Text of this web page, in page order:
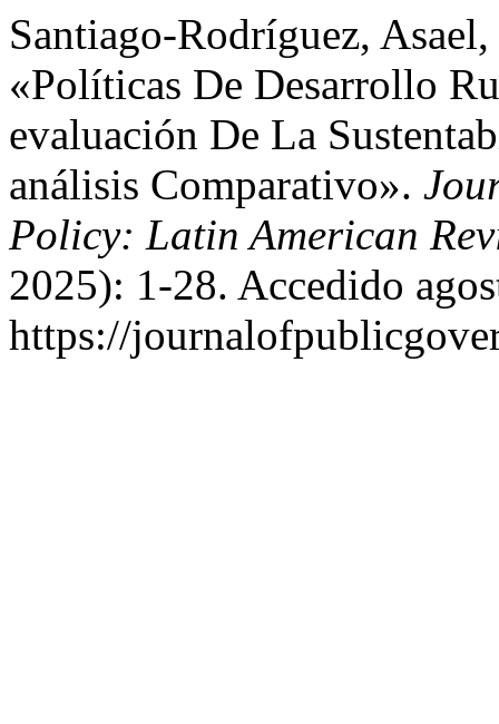
Santiago-Rodríguez,
«Políticas De Desarrollo
evaluación De La
análisis Comparativo».
Policy: Latin American
2025): 1-28. Accedido
https://